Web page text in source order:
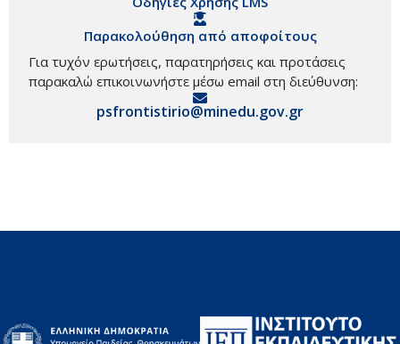
Παρακολούθηση από αποφοίτους
Για τυχόν ερωτήσεις, παρατηρήσεις και προτάσεις
παρακαλώ επικοινωνήστε μέσω email στη διεύθυνση:
psfrontistirio@minedu.gov.gr